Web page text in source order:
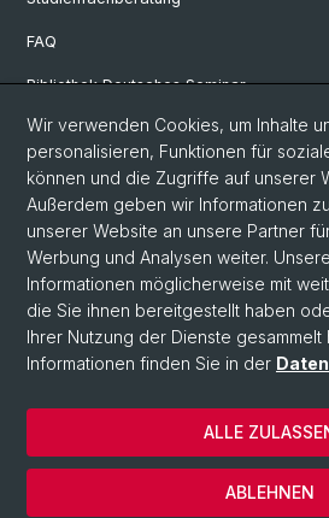
FAQ
Bibliothek Deutsches Seminar
Neuere deutsche Literaturwissenschaft
Germanistische Mediävistik
Deutsche Sprachwissenschaft
© Universität Basel
Philosophisch-Historische Fakultät
Sprach- und Literaturwissenschaften
Home
Datenschutzerklärung
Wir verwenden Cookies, um Inhalte
personalisieren, Funktionen für
können und die Zugriffe auf unserer
Außerdem geben wir Informationen
unserer Website an unsere Partner
Werbung und Analysen weiter.
Informationen möglicherweise mit
die Sie ihnen bereitgestellt haben
Ihrer Nutzung der Dienste gesammelt
Informationen finden Sie in der
ABLEHNEN
ALLE